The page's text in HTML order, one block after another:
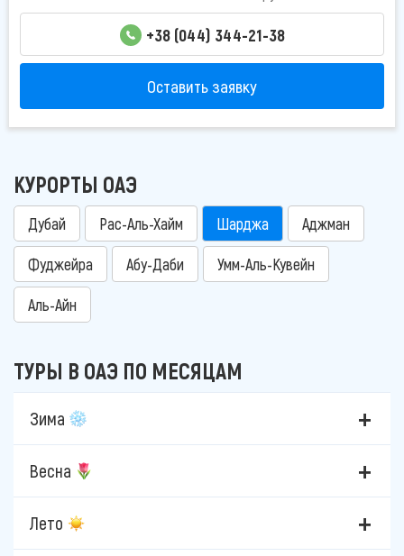
+38 (044) 344-21-38
Оставить заявку
КУРОРТЫ ОАЭ
Дубай Рас-Аль-Хайм Шарджа Аджман
Фуджейра Абу-Даби Умм-Аль-Кувейн
Аль-Айн
ТУРЫ В ОАЭ ПО МЕСЯЦАМ
Зима
Весна
Лето